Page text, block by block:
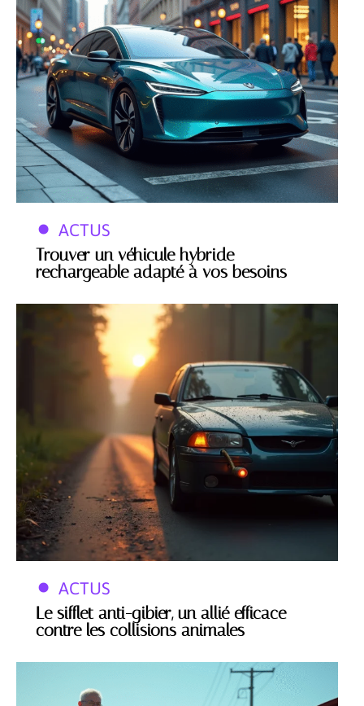
ACTUS
Trouver un véhicule hybride
rechargeable adapté à vos besoins
ACTUS
Le sifflet anti-gibier, un allié efficace
contre les collisions animales